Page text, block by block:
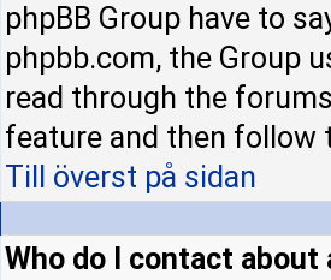
phpBB Group have to
phpbb.com, the Group
read through the
feature and then follow
Till överst på sidan
Who do I contact